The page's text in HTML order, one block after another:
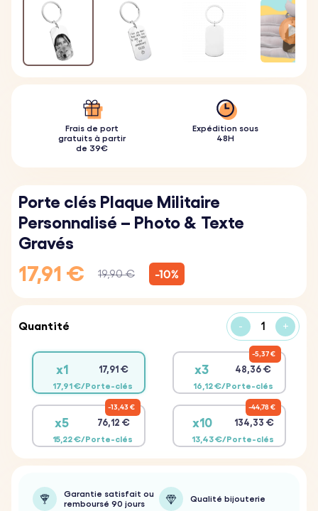
Frais de port
gratuits à partir
de 39€
Expédition sous
48H
Porte clés Plaque Militaire
Personnalisé – Photo & Texte
Gravés
17,91 € 19,90 € -10%
Quantité - +
x1 17,91 €
17,91 €/Porte-clés
x3 48,36 €
16,12 €/Porte-clés
5,37 €
x5 76,12 €
15,22 €/Porte-clés
13,43 €
x10 134,33 €
13,43 €/Porte-clés
44,78 €
Garantie satisfait ou
remboursé 90 jours
Qualité bijouterie